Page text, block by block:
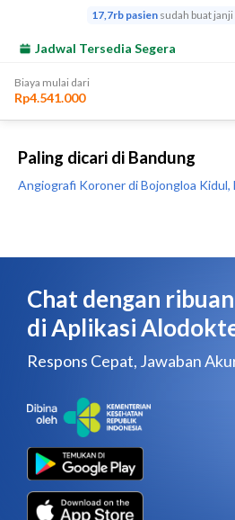
Paling dicari di Bandung
Angiografi Koroner di Bojongloa Kidul,